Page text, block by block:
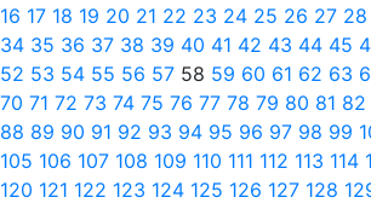
16 17 18 19 20 21 22 23 24 25 26 27 28
34 35 36 37 38 39 40 41 42 43 44 45
52 53 54 55 56 57 58 59 60 61 62 63
70 71 72 73 74 75 76 77 78 79 80 81 82
88 89 90 91 92 93 94 95 96 97 98 99
105 106 107 108 109 110 111 112 113 114
120 121 122 123 124 125 126 127 128